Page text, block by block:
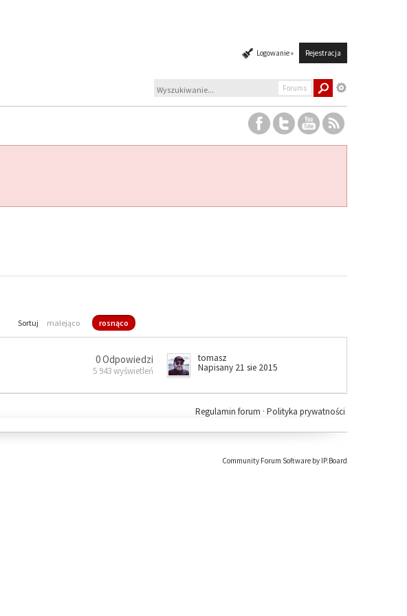
Logowanie » Rejestracja
Forums
Sortuj malejąco rosnąco
0 Odpowiedzi
5 943 wyświetleń
tomasz
Napisany 21 sie 2015
Polityka prywatności
Regulamin forum ·
Community Forum Software by IP.Board